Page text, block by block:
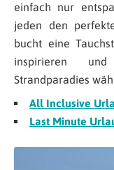
einfach nur
jeden den
bucht eine
inspirieren
Strandparadies
All Inclusive
Last Minute